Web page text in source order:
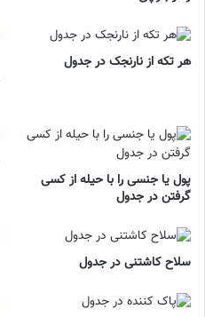
هر تکه از نارنجک در جدول
پول یا جنسی را با حیله از کسی
گرفتن در جدول
سلاح کاشتنی در جدول